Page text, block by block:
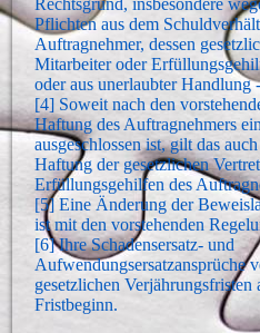
Pflichten aus dem
Auftragnehmer, dessen
Mitarbeiter oder
oder aus unerlaubter Handlung
[4] Soweit nach den
Haftung des Auftragnehmers
ausgeschlossen ist, gilt das
Haftung der gesetzlichen
Erfüllungsgehilfen des
[5] Eine Änderung der
ist mit den vorstehenden
[6] Ihre Schadensersatz- und
Aufwendungsersatzansprüche
gesetzlichen Verjährungsfristen
Fristbeginn.